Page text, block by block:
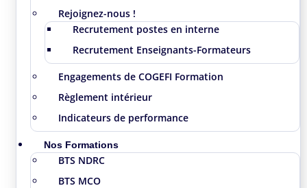
Rejoignez-nous !
Recrutement postes en interne
Recrutement Enseignants-Formateurs
Engagements de COGEFI Formation
Règlement intérieur
Indicateurs de performance
Nos Formations
BTS NDRC
BTS MCO